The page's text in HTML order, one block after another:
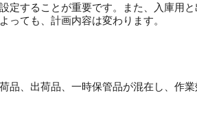
定することが重要です。
また、入庫用
っても、計画内容は変わります。
品、出荷品、一時保管品が混在し、作業